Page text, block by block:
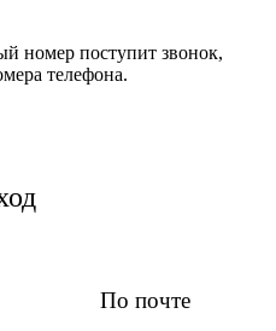
номер поступит звонок,
телефона.
По почте